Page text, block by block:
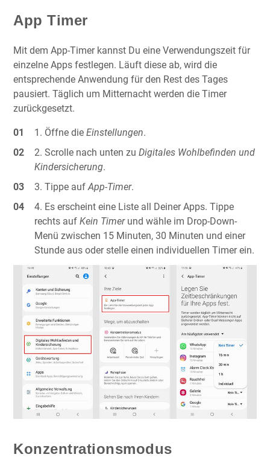
App Timer
Mit dem App-Timer kannst Du eine Verwendungszeit für
einzelne Apps festlegen. Läuft diese ab, wird die
entsprechende Anwendung für den Rest des Tages
pausiert. Täglich um Mitternacht werden die Timer
zurückgesetzt.
Öffne dieEinstellungen.
Scrolle nach unten zuDigitales Wohlbefinden und
Kindersicherung.
Tippe aufApp-Timer.
Es erscheint eine Liste all Deiner Apps. Tippe
rechts aufKein Timerund wähle im Drop-Down-
Menü zwischen 15 Minuten, 30 Minuten und einer
Stunde aus oder stelle einen individuellen Timer ein.
Konzentrationsmodus